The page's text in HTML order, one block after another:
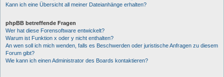
Kann ich eine Übersicht all meiner Dateianhänge erhalten?
phpBB betreffende Fragen
Wer hat diese Forensoftware entwickelt?
Warum ist Funktion x oder y nicht enthalten?
An wen soll ich mich wenden, falls es Beschwerden oder juristische Anfragen zu diesem
Forum gibt?
Wie kann ich einen Administrator des Boards kontaktieren?